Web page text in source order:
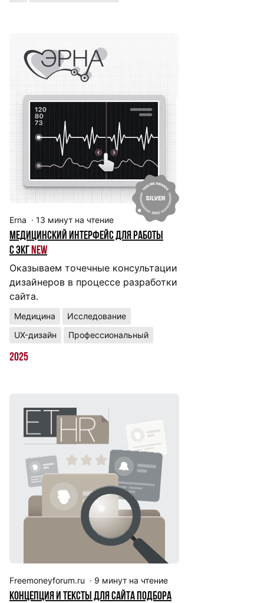
Erna · 13 минут на чтение
Медицинский интерфейс для работы
с ЭКГ New
Оказываем точечные консультации
дизайнеров в процессе разработки
сайта.
Медицина
Исследование
UX-дизайн
Профессиональный
2025
Freemoneyforum.ru · 9 минут на чтение
Концепция и тексты для сайта подбора